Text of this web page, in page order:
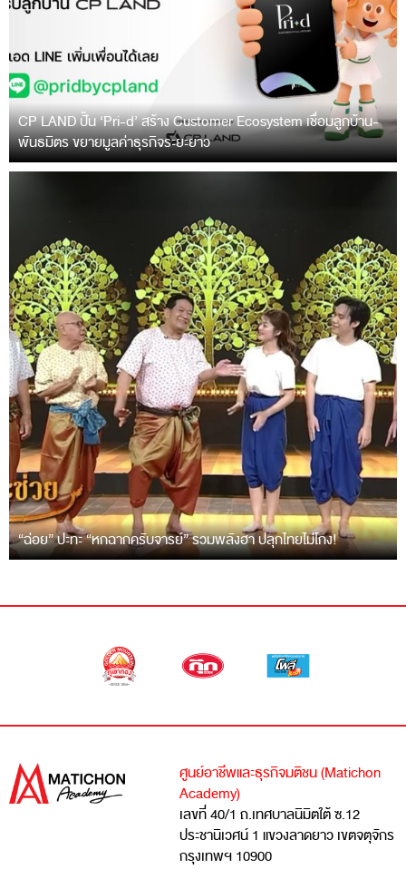
CP LAND ปั้น ‘Pri-d’ สร้าง Customer Ecosystem เชื่อมลูกบ้าน-
พันธมิตร ขยายมูลค่าธุรกิจระยะยาว
“ฉ่อย” ปะทะ “หกฉากครับจารย์” รวมพลังฮา ปลุกไทยไม่โกง!
ศูนย์อาชีพและธุรกิจมติชน (Matichon
Academy)
เลขที่ 40/1 ถ.เทศบาลนิมิตใต้ ซ.12
ประชานิเวศน์ 1 แขวงลาดยาว เขตจตุจักร
กรุงเทพฯ 10900